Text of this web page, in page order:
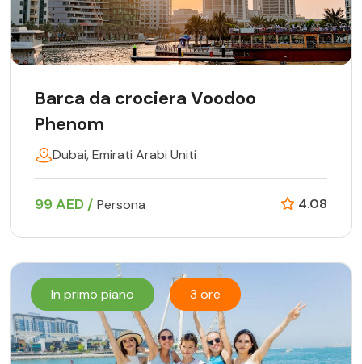
Barca da crociera Voodoo
Phenom
Dubai, Emirati Arabi Uniti
99 AED / Persona 4.08
In primo piano 3 ore